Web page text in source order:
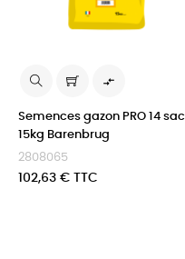

Semences gazon PRO 14 sac
15kg Barenbrug
2808065
Prix
102,63 € TTC